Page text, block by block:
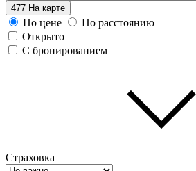
477 На карте
По цене
По расстоянию
Открыто
С бронированием
Страховка